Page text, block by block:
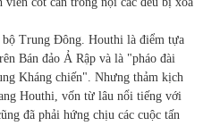
Trung Đông. Houthi là điểm tựa
Bán đảo Ả Rập và là "pháo đài
Kháng chiến". Nhưng thảm kịch
Houthi, vốn từ lâu nổi tiếng với
đã phải hứng chịu các cuộc tấn